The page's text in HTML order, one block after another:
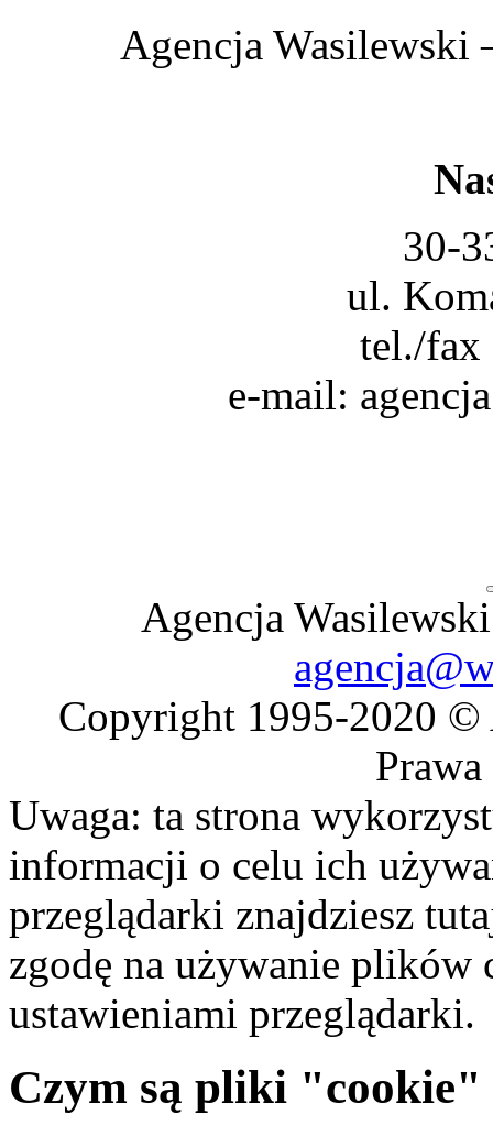
Agencja Wasilewski
30-
ul.
tel./fax
e-mail:
Agencja
Copyright 1995-2020 ©
Prawa
Uwaga: ta strona
informacji o celu ich
przeglądarki znajdziesz
zgodę na używanie plików
ustawieniami przeglądarki.
Czym są pliki "cookie"